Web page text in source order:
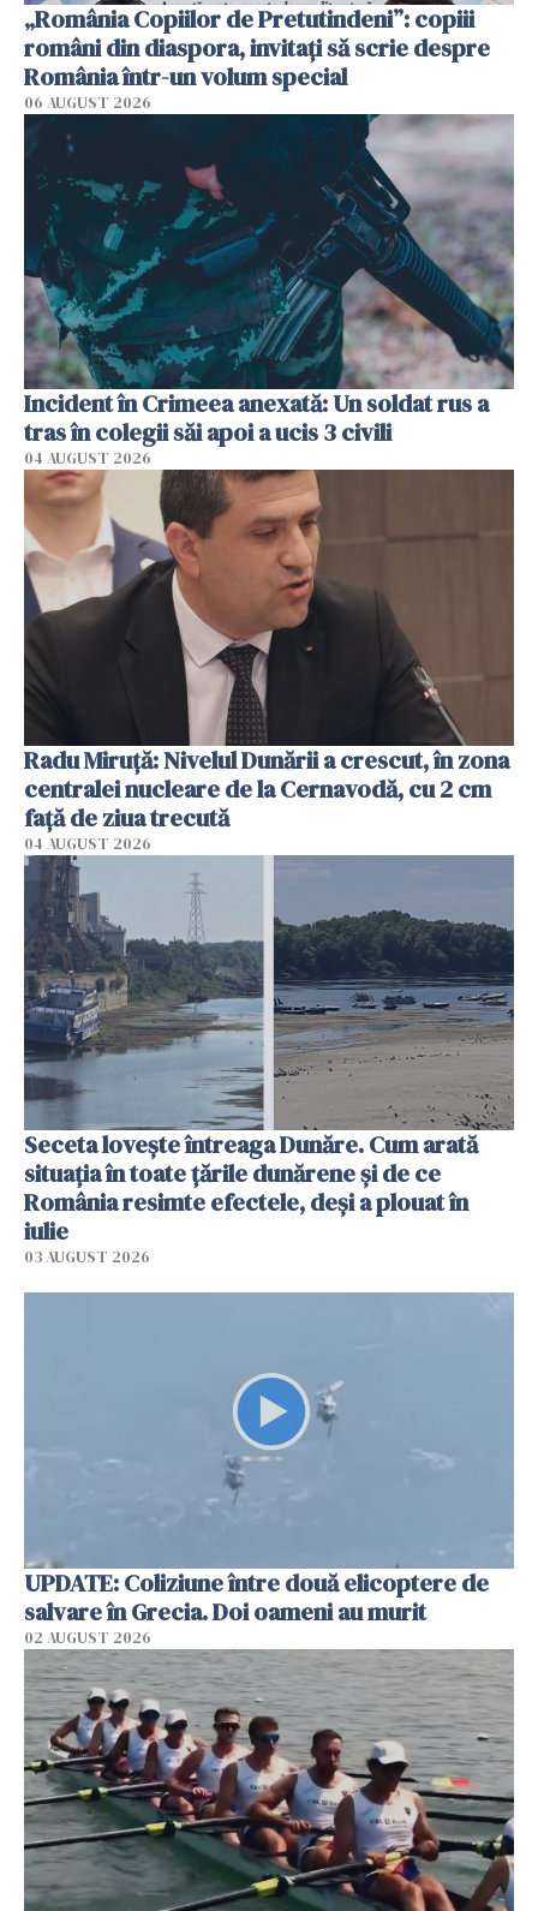
„România Copiilor de Pretutindeni”: copiii
români din diaspora, invitați să scrie despre
România într-un volum special
06 AUGUST 2026
Incident în Crimeea anexată: Un soldat rus a
tras în colegii săi apoi a ucis 3 civili
04 AUGUST 2026
Radu Miruţă: Nivelul Dunării a crescut, în zona
centralei nucleare de la Cernavodă, cu 2 cm
faţă de ziua trecută
04 AUGUST 2026
Seceta lovește întreaga Dunăre. Cum arată
situația în toate țările dunărene și de ce
România resimte efectele, deși a plouat în
iulie
03 AUGUST 2026
UPDATE: Coliziune între două elicoptere de
salvare în Grecia. Doi oameni au murit
02 AUGUST 2026